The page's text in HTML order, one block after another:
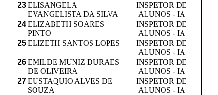
23 ELISANGELA
EVANGELISTA DA SILVA
INSPETOR DE
ALUNOS - IA
24 ELIZABETH SOARES
PINTO
INSPETOR DE
ALUNOS - IA
25 ELIZETH SANTOS LOPES
INSPETOR DE
ALUNOS - IA
26 EMILDE MUNIZ DURAES
DE OLIVEIRA
INSPETOR DE
ALUNOS - IA
27 EUSTAQUIO ALVES DE
SOUZA
INSPETOR DE
ALUNOS - IA